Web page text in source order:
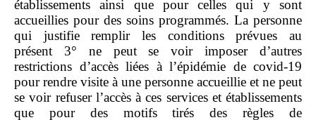
établissements ainsi que pour celles qui y sont
accueillies pour des soins programmés. La personne
qui justifie remplir les conditions prévues au
présent 3° ne peut se voir imposer d’autres
restrictions d’accès liées à l’épidémie de covid‑19
pour rendre visite à une personne accueillie et ne peut
se voir refuser l’accès à ces services et établissements
que pour des motifs tirés des règles de